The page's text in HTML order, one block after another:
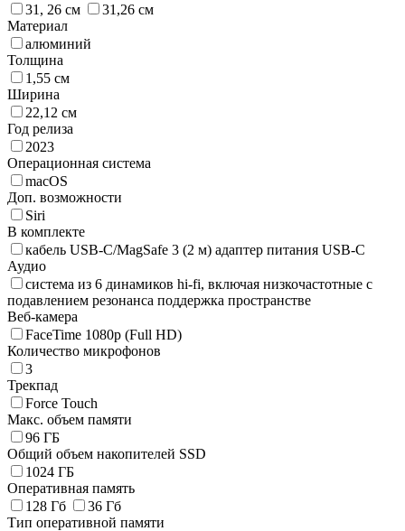
31, 26 см
31,26 см
Материал
алюминий
Толщина
1,55 см
Ширина
22,12 см
Год релиза
2023
Операционная система
macOS
Доп. возможности
Siri
В комплекте
кабель USB-C/MagSafe 3 (2 м) адаптер питания USB-C
Аудио
система из 6 динамиков hi-fi, включая низкочастотные с
подавлением резонанса поддержка пространстве
Веб-камера
FaceTime 1080p (Full HD)
Количество микрофонов
3
Трекпад
Force Touch
Макс. объем памяти
96 ГБ
Общий объем накопителей SSD
1024 ГБ
Оперативная память
128 Гб
36 Гб
Тип оперативной памяти